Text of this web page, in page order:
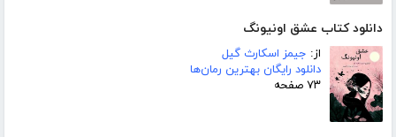
دانلود کتاب عشق اونیونگ
از: جیمز اسکارث گیل
دانلود رایگان بهترین رمان‌ها
۷۳ صفحه